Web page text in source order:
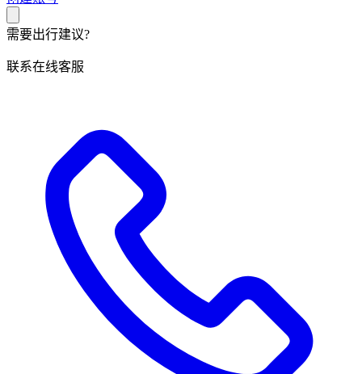
需要出行建议?
联系在线客服